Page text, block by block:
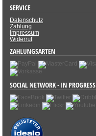
SERVICE
Datenschutz
Zahlung
Impressum
Widerruf
ZAHLUNGSARTEN
SOCIAL NETWORK - IN PROGRESS